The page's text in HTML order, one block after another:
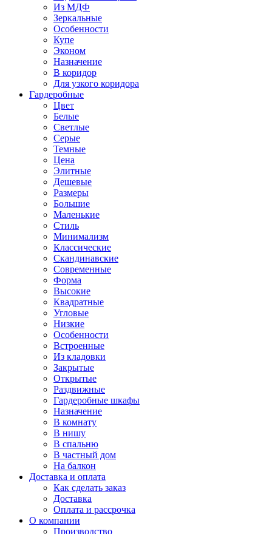
Из МДФ
Зеркальные
Особенности
Купе
Эконом
Назначение
В коридор
Для узкого коридора
Гардеробные
Цвет
Белые
Светлые
Серые
Темные
Цена
Элитные
Дешевые
Размеры
Большие
Маленькие
Стиль
Минимализм
Классические
Скандинавские
Современные
Форма
Высокие
Квадратные
Угловые
Низкие
Особенности
Встроенные
Из кладовки
Закрытые
Открытые
Раздвижные
Гардеробные шкафы
Назначение
В комнату
В нишу
В спальню
В частный дом
На балкон
Доставка и оплата
Как сделать заказ
Доставка
Оплата и рассрочка
О компании
Производство